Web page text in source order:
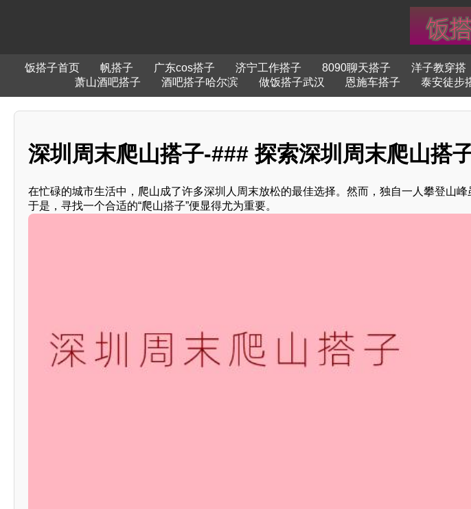
饭搭子首页 帆搭子 广东cos搭子 济宁工作搭子 8090聊天搭子 洋子教穿搭
萧山酒吧搭子
酒吧搭子哈尔滨 做饭搭子武汉 恩施车搭子 泰安徒步
深圳周末爬山搭子-### 探索深圳周末爬山搭
在忙碌的城市生活中，爬山成了许多深圳人周末放松的最佳选择。然而，独自一人攀登山峰
于是，寻找一个合适的“爬山搭子”便显得尤为重要。